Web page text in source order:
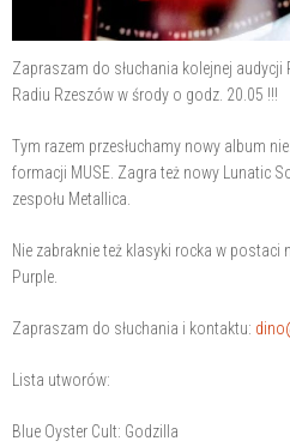
Zapraszam do słuchania kolejnej
Radiu Rzeszów w środy o godz. 20.05 !!!
Tym razem przesłuchamy nowy album
formacji MUSE. Zagra też nowy Lunatic
zespołu Metallica.
Nie zabraknie też klasyki rocka w postaci
Purple.
Zapraszam do słuchania i kontaktu:
Lista utworów:
Blue Oyster Cult: Godzilla